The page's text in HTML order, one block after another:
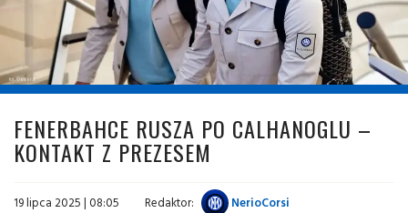
fot. © inter.it
FENERBAHCE RUSZA PO CALHANOGLU –
KONTAKT Z PREZESEM
19 lipca 2025 | 08:05 Redaktor:
NerioCorsi